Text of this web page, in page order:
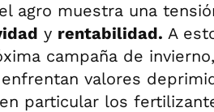
agro muestra una
y rentabilidad. A
campaña de
valores
particular los